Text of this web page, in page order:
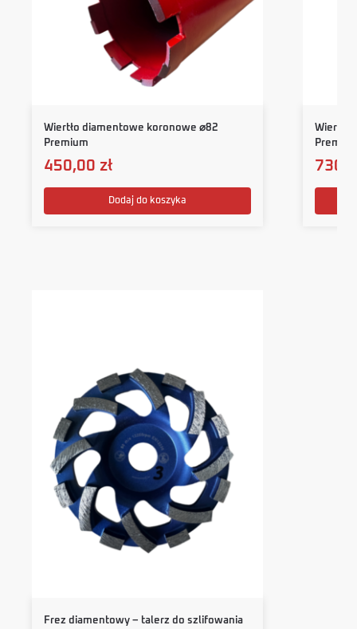
Wiertło diamentowe koronowe ⌀82
Premium
450,00 zł
Dodaj do koszyka
Wiertło
Frez diamentowy – talerz do szlifowania